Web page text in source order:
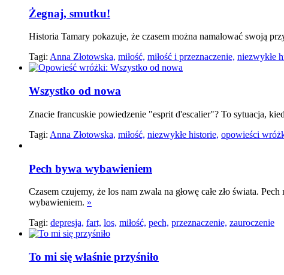
Żegnaj, smutku!
Historia Tamary pokazuje, że czasem można namalować swoją
Tagi: Anna Złotowska, miłość, miłość i przeznaczenie, niezwykłe
Wszystko od nowa
Znacie francuskie powiedzenie "esprit d'escalier"? To sytuacja,
Tagi: Anna Złotowska, miłość, niezwykłe historie, opowieści
Pech bywa wybawieniem
Czasem czujemy, że los nam zwala na głowę całe zło świata.
wybawieniem. »
Tagi: depresja, fart, los, miłość, pech, przeznaczenie, zauroczenie
To mi się właśnie przyśniło